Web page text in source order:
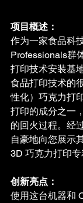
项目概述：
作为一家食品科
Professionals群
打印技术安装基
食品打印技术的
性化）巧克力打
打印的成分之一
的回火过程。经
自豪地向您展示
3D 巧克力打印专
创新亮点：
使用这台机器和